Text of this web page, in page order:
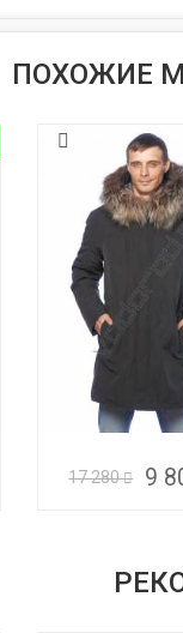
ПОХОЖИЕ
17 280 9